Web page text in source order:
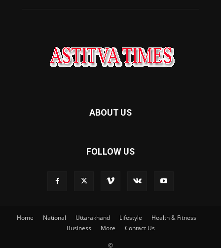
ABOUT US
FOLLOW US
Home National Uttarakhand Lifestyle
Health & Fitness
Business
More Contact Us
©